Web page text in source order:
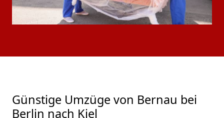
Günstige Umzüge von Bernau bei
Berlin nach Kiel